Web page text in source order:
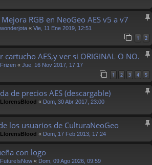
RGB en NeoGeo AES v5 a v7
wonderjota « Vie, 11 Ene 2019, 12:51
1 2
AES,y ver si ORIGINAL O NO.
Frizen « Jue, 16 Nov 2017, 17:17
1 2 3 4 5
de precios AES (descargable)
LlorensBlood « Dom, 30 Abr 2017, 23:00
los usuarios de CulturaNeoGeo
LlorensBlood « Dom, 17 Feb 2013, 17:24
con logo
FutureIsNow « Dom, 09 Ago 2026, 09:59